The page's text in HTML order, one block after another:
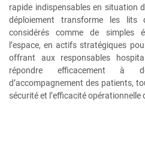
rapide indispensables en situation
déploiement transforme les lits
considérés comme de simples
l’espace, en actifs stratégiques
offrant aux responsables
répondre efficacement à
d’accompagnement des patients,
sécurité et l’efficacité